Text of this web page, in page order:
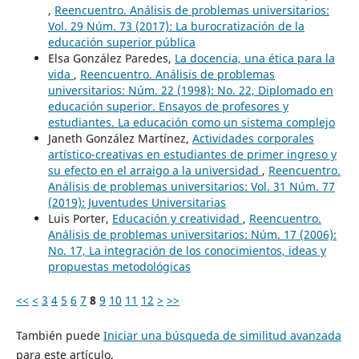
, Reencuentro. Análisis de problemas universitarios:
Vol. 29 Núm. 73 (2017): La burocratización de la
educación superior pública
Elsa González Paredes, La docencia, una ética para la
vida , Reencuentro. Análisis de problemas
universitarios: Núm. 22 (1998): No. 22, Diplomado en
educación superior. Ensayos de profesores y
estudiantes. La educación como un sistema complejo
Janeth González Martínez, Actividades corporales
artístico-creativas en estudiantes de primer ingreso y
su efecto en el arraigo a la universidad , Reencuentro.
Análisis de problemas universitarios: Vol. 31 Núm. 77
(2019): Juventudes Universitarias
Luis Porter, Educación y creatividad , Reencuentro.
Análisis de problemas universitarios: Núm. 17 (2006):
No. 17, La integración de los conocimientos, ideas y
propuestas metodológicas
<< < 3 4 5 6 7 8 9 10 11 12 > >>
También puede Iniciar una búsqueda de similitud avanzada
para este artículo.